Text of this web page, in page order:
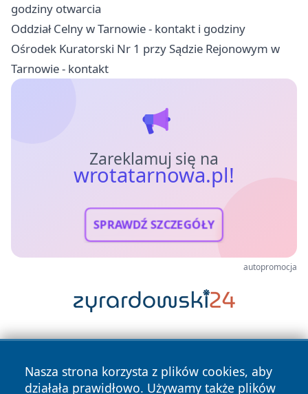
godziny otwarcia
Oddział Celny w Tarnowie - kontakt i godziny
Ośrodek Kuratorski Nr 1 przy Sądzie Rejonowym w
Tarnowie - kontakt
Zareklamuj się na
wrotatarnowa.pl!
SPRAWDŹ SZCZEGÓŁY
autopromocja
Nasza strona korzysta z plików cookies, aby
działała prawidłowo. Używamy także plików